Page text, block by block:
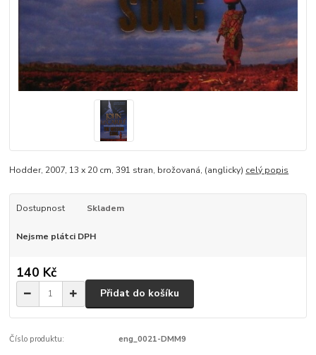
Hodder, 2007, 13 x 20 cm, 391 stran, brožovaná, (anglicky) celý popis
Dostupnost Skladem
Nejsme plátci DPH
140 Kč
Přidat do košíku
Číslo produktu: eng_0021-DMM9